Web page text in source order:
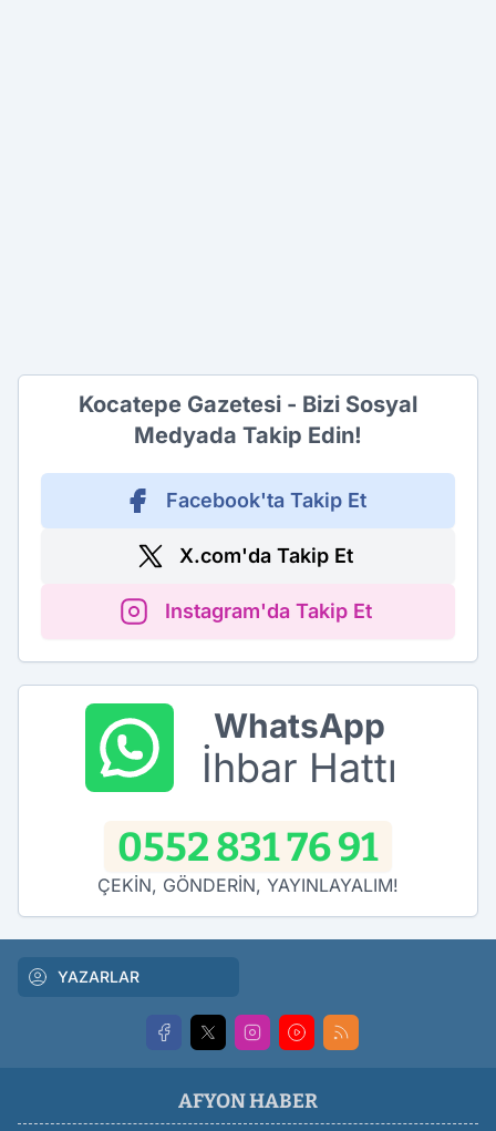
Kocatepe Gazetesi - Bizi Sosyal
Medyada Takip Edin!
Facebook'ta Takip Et
X.com'da Takip Et
Instagram'da Takip Et
WhatsApp
İhbar Hattı
0552 831 76 91
ÇEKİN, GÖNDERİN, YAYINLAYALIM!
YAZARLAR
AFYON HABER